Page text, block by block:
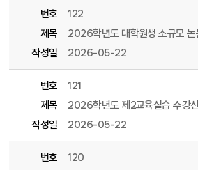
번호
122
제목
2026학년도 대학원생 소규모 논
작성일
2026-05-22
번호
121
제목
2026학년도 제2교육실습 수강
작성일
2026-05-22
번호
120